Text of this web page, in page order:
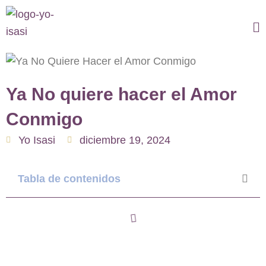
al
Ya No quiere hacer el Amor
Conmigo
Yo Isasi diciembre 19, 2024
Tabla de contenidos